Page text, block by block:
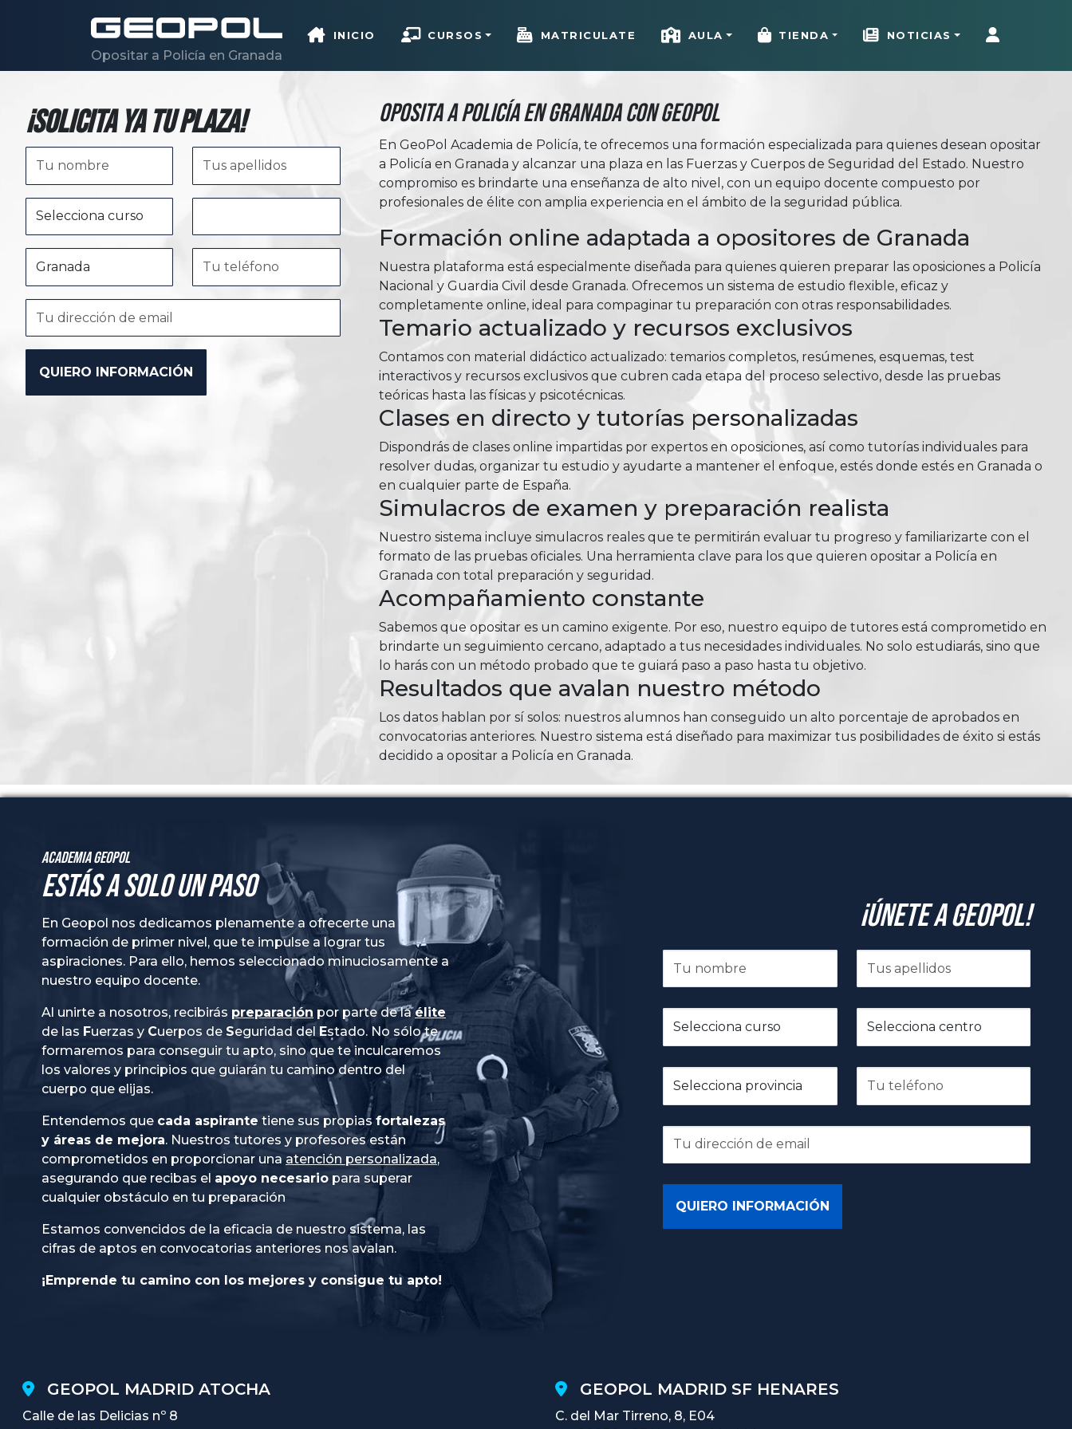
Opositar a Policía en Granada
INICIO CURSOS MATRICULATE AULA TIENDA NOTICIAS
¡Solicita ya tu plaza! Oposita a Policía en Granada con Geopol
En GeoPol Academia de Policía, te ofrecemos una formación especializada para quienes desean opositar
a Policía en Granada y alcanzar una plaza en las Fuerzas y Cuerpos de Seguridad del Estado. Nuestro
compromiso es brindarte una enseñanza de alto nivel, con un equipo docente compuesto por
profesionales de élite con amplia experiencia en el ámbito de la seguridad pública.
Formación online adaptada a opositores de Granada
Nuestra plataforma está especialmente diseñada para quienes quieren preparar las oposiciones a Policía
Nacional y Guardia Civil desde Granada. Ofrecemos un sistema de estudio flexible, eficaz y
completamente online, ideal para compaginar tu preparación con otras responsabilidades.
Temario actualizado y recursos exclusivos
Contamos con material didáctico actualizado: temarios completos, resúmenes, esquemas, test
interactivos y recursos exclusivos que cubren cada etapa del proceso selectivo, desde las pruebas
teóricas hasta las físicas y psicotécnicas.
Clases en directo y tutorías personalizadas
Dispondrás de clases online impartidas por expertos en oposiciones, así como tutorías individuales para
resolver dudas, organizar tu estudio y ayudarte a mantener el enfoque, estés donde estés en Granada o
en cualquier parte de España.
Simulacros de examen y preparación realista
Nuestro sistema incluye simulacros reales que te permitirán evaluar tu progreso y familiarizarte con el
formato de las pruebas oficiales. Una herramienta clave para los que quieren opositar a Policía en
Granada con total preparación y seguridad.
Acompañamiento constante
Sabemos que opositar es un camino exigente. Por eso, nuestro equipo de tutores está comprometido en
brindarte un seguimiento cercano, adaptado a tus necesidades individuales. No solo estudiarás, sino que
lo harás con un método probado que te guiará paso a paso hasta tu objetivo.
Resultados que avalan nuestro método
Los datos hablan por sí solos: nuestros alumnos han conseguido un alto porcentaje de aprobados en
convocatorias anteriores. Nuestro sistema está diseñado para maximizar tus posibilidades de éxito si estás
decidido a opositar a Policía en Granada.
Academia GeoPol
Estás a solo un paso
En Geopol nos dedicamos plenamente a ofrecerte una
formación de primer nivel, que te impulse a lograr tus
aspiraciones. Para ello, hemos seleccionado minuciosamente a
nuestro equipo docente.
Al unirte a nosotros, recibirás preparación por parte de laélite
de las
Fuerzas y Cuerpos de Seguridad del Estado. No sólo te
formaremos para conseguir tu apto, sino que te inculcaremos
los valores y principios que guiarán tu camino dentro del
cuerpo que elijas.
Entendemos que cada aspirante tiene sus propiasfortalezas
y áreas de mejora. Nuestros tutores y profesores están
comprometidos en proporcionar una atención personalizada,
asegurando que recibas el apoyo necesario para superar
cualquier obstáculo en tu preparación
Estamos convencidos de la eficacia de nuestro sistema, las
cifras de aptos en convocatorias anteriores nos avalan.
¡Emprende tu camino con los mejores y consigue tu apto!
¡Únete a GeoPol!
GEOPOL MADRID ATOCHA
Calle de las Delicias nº 8
GEOPOL MADRID SF HENARES
C. del Mar Tirreno, 8, E04